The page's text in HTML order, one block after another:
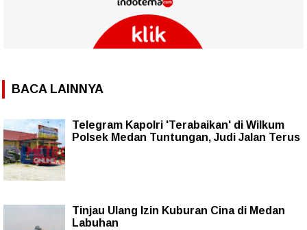
BACA LAINNYA
Telegram Kapolri 'Terabaikan' di Wilkum
Polsek Medan Tuntungan, Judi Jalan Terus
Tinjau Ulang Izin Kuburan Cina di Medan
Labuhan